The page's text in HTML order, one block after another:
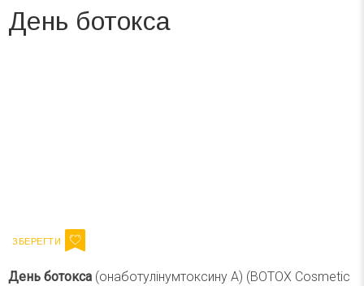
День ботокса
День ботокса (онаботулінумтоксину А) (BOTOX Cosmetic